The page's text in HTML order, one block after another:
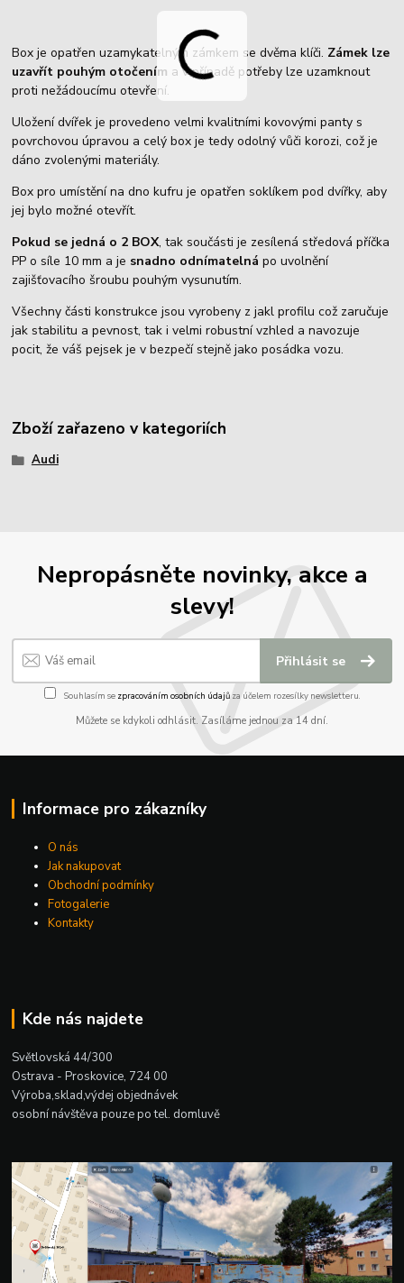
Box je opatřen uzamykatelným zámkem se dvěma klíči. Zámek lze
uzavřít pouhým otočením a v případě potřeby lze uzamknout
proti nežádoucímu otevření.
Uložení dvířek je provedeno velmi kvalitními kovovými panty s
povrchovou úpravou a celý box je tedy odolný vůči korozi, což je
dáno zvolenými materiály.
Box pro umístění na dno kufru je opatřen soklíkem pod dvířky, aby
jej bylo možné otevřít.
Pokud se jedná o 2 BOX, tak součásti je zesílená středová příčka
PP o síle 10 mm a je snadno odnímatelná po uvolnění
zajišťovacího šroubu pouhým vysunutím.
Všechny části konstrukce jsou vyrobeny z jakl profilu což zaručuje
jak stabilitu a pevnost, tak i velmi robustní vzhled a navozuje
pocit, že váš pejsek je v bezpečí stejně jako posádka vozu.
Zboží zařazeno v kategoriích
Audi
Nepropásněte novinky, akce a
slevy!
Přihlásit se
Souhlasím se zpracováním osobních údajůza účelem rozesílky newsletteru.
Můžete se kdykoli odhlásit. Zasíláme jednou za 14 dní.
Informace pro zákazníky
O nás
Jak nakupovat
Obchodní podmínky
Fotogalerie
Kontakty
Kde nás najdete
Světlovská 44/300
Ostrava - Proskovice, 724 00
Výroba,sklad,výdej objednávek
osobní návštěva pouze po tel. domluvě